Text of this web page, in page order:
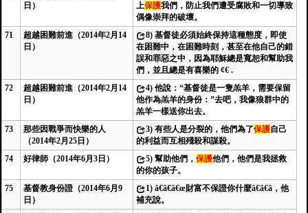
日）
上保護我們，防止我們遭受腐敗和一切導致
偶像崇拜的破壞。
71
超越困難前進（2014年2月14
日）
8) 基督徒必須始終保持這種態度，即使
在困難中，在困難時刻，甚至在他自己的錯
誤和罪惡之中，因為耶穌總是寬恕和幫助我
們，並且總是有喜樂的 ¢€ .
72
超越困難前進（2014年2月14
日）
4) 他說：“基督徒是一隻羔羊，需要保留
他作為羔羊的身份：”去吧，我像狼群中的
羔羊一樣送你出去。
73
那些因戰爭而快樂的人
（2014年2月25日）
3) 有些人是分裂的，他們為了保護自己
的利益而互相殘殺和謀殺。
74
好律師（2014年6月3日） 5) 幫助他們， 保護他們，他們是我拯救
的你的孩子。
75
基督教身份證（2014年6月9
日）
1) â€â€â€œ財富不保證你什麼â€â€â，他
補充說。